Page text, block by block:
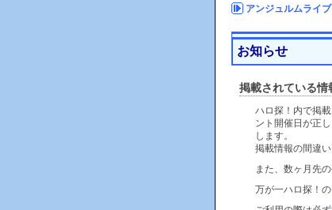
アンジュルムライブ
お知らせ
掲載されている情
ハロ探！内で掲
ント開催日が正
します。
掲載情報の間違
また、数ヶ月先
万が一ハロ探！